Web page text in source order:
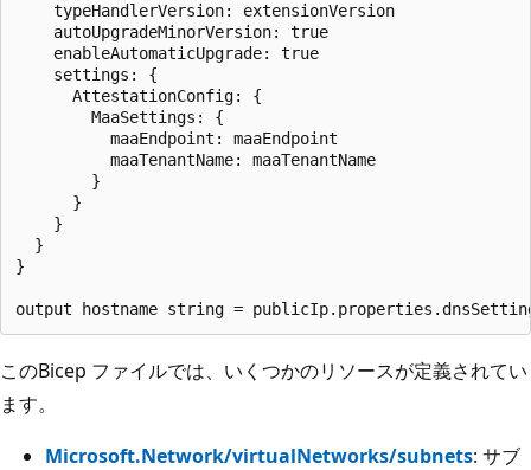
    typeHandlerVersion: extensionVersion
    autoUpgradeMinorVersion: true
    enableAutomaticUpgrade: true
    settings: {
      AttestationConfig: {
        MaaSettings: {
          maaEndpoint: maaEndpoint
          maaTenantName: maaTenantName
        }
      }
    }
  }
}
このBicep ファイルでは、いくつかのリソースが定義されてい
ます。
Microsoft.Network/virtualNetworks/subnets: サブ